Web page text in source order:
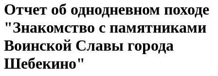
Отчет об однодневном походе
"Знакомство с памятниками
Воинской Славы города
Шебекино"